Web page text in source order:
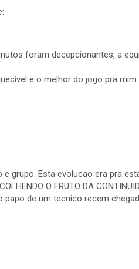
foram decepcionantes, a
e o melhor do jogo pra
grupo. Esta evolucao era pra
O FRUTO DA
de um tecnico recem